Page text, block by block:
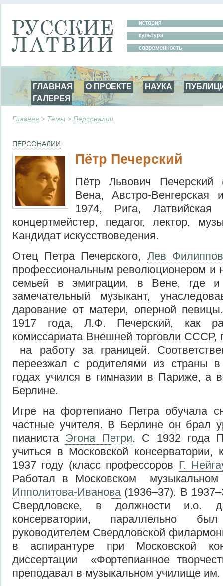
ГЛАВНАЯ О ПРОЕКТЕ НАУКА
ГАЛЕРЕЯ
Главная > Темы > Персоналии
ПЕРСОНАЛИИ
Пётр Печерский
Пётр Львович Печерский
Вена, Австро-
1974, Рига,
концертмейстер, педагог, лектор,
Кандидат искусствоведения.
Отец Петра Печерского, Лев
профессиональным революционером и
семьей в эмиграции, в Вене, где и
замечательный музыкант,
дарование от матери, оперной
1917 года, Л.Ф. Печерский, как
комиссариата Внешней торговли СССР,
на работу за границей.
переезжал с родителями из страны
годах учился в гимназии в Париже, а
Берлине.
Игре на фортепиано Петра обучала
частные учителя. В Берлине он брал
пианиста Эгона Петри. С 1932 года
учиться в Московской консерватории,
1937 году (класс профессоров Г.
Работал в Московском
Ипполитова-Иванова (1936–37). В
Свердловске, в должности и.о.
консерватории, параллельно
руководителем Свердловской
в аспирантуре при Московской
диссертации «Фортепианное
преподавал в музыкальном училище им.